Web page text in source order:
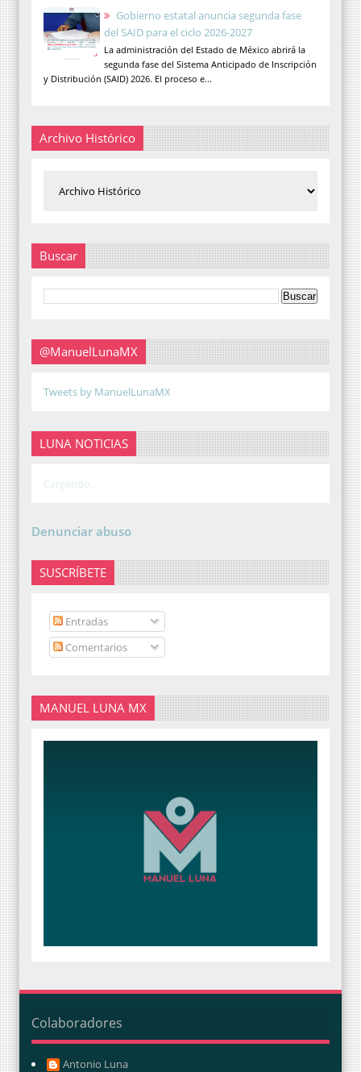
Gobierno estatal anuncia segunda fase
del SAID para el ciclo 2026-2027
La administración del Estado de México abrirá la
segunda fase del Sistema Anticipado de Inscripción
y Distribución (SAID) 2026. El proceso e...
Archivo Histórico
Buscar
@ManuelLunaMX
Tweets by ManuelLunaMX
LUNA NOTICIAS
Cargando...
Denunciar abuso
SUSCRÍBETE
Entradas
Comentarios
MANUEL LUNA MX
Colaboradores
Antonio Luna